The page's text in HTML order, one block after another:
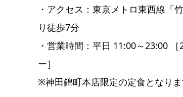
・アクセス：東京メトロ東西線「
り徒歩7分
・営業時間：平日 11:00～23:00
ー］
※神田錦町本店限定の定食となり